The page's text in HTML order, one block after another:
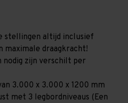
stellingen altijd inclusief
maximale draagkracht!
zijn verschilt per
3.000 x 3.000 x 1200 mm
met 3 legbordniveaus (Een